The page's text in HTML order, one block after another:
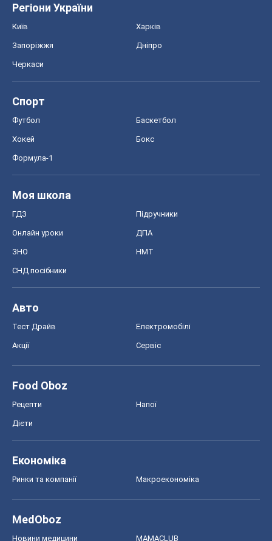
Регіони України
Київ Харків
Запоріжжя Дніпро
Черкаси
Спорт
Футбол Баскетбол
Хокей Бокс
Формула-1
Моя школа
ГДЗ Підручники
Онлайн уроки ДПА
ЗНО НМТ
СНД посібники
Авто
Тест Драйв Електромобілі
Акції Сервіс
Food Oboz
Рецепти Напої
Дієти
Економіка
Ринки та компанії Макроекономіка
MedOboz
Новини медицини MAMACLUB